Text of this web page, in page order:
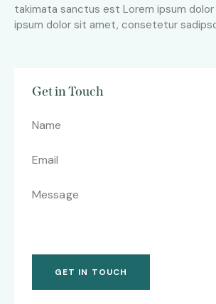
takimata sanctus est Lorem ipsum
ipsum dolor sit amet, consetetur
Get in Touch